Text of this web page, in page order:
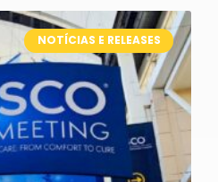
NOTÍCIAS E RELEASES